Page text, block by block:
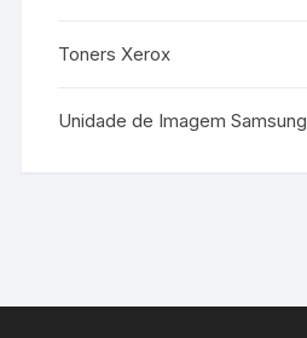
Toners Xerox
Unidade de Imagem Samsung